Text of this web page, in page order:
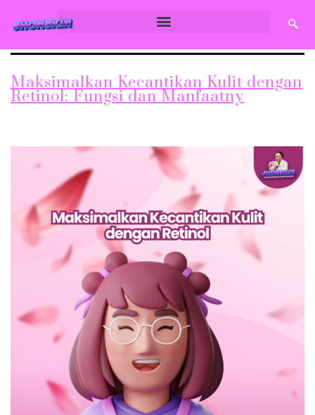
Maksimalkan Kecantikan Kulit dengan
Retinol: Fungsi dan Manfaatny